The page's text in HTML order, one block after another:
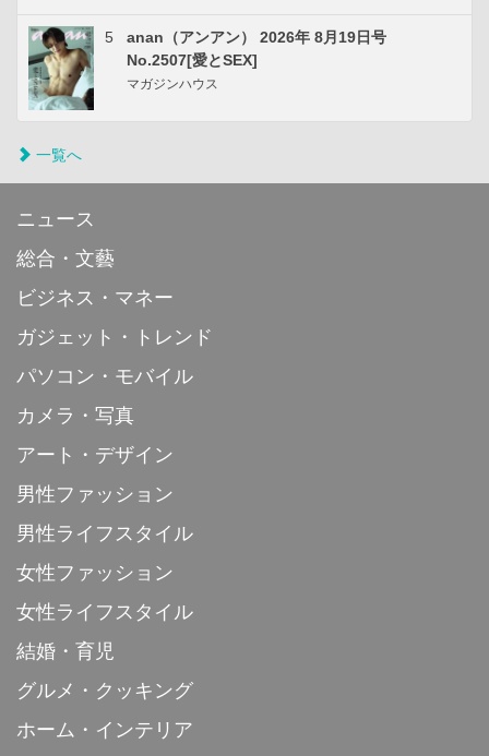
5
anan（アンアン） 2026年 8月19日号
No.2507[愛とSEX]
マガジンハウス
一覧へ
ニュース
総合・文藝
ビジネス・マネー
ガジェット・トレンド
パソコン・モバイル
カメラ・写真
アート・デザイン
男性ファッション
男性ライフスタイル
女性ファッション
女性ライフスタイル
結婚・育児
グルメ・クッキング
ホーム・インテリア